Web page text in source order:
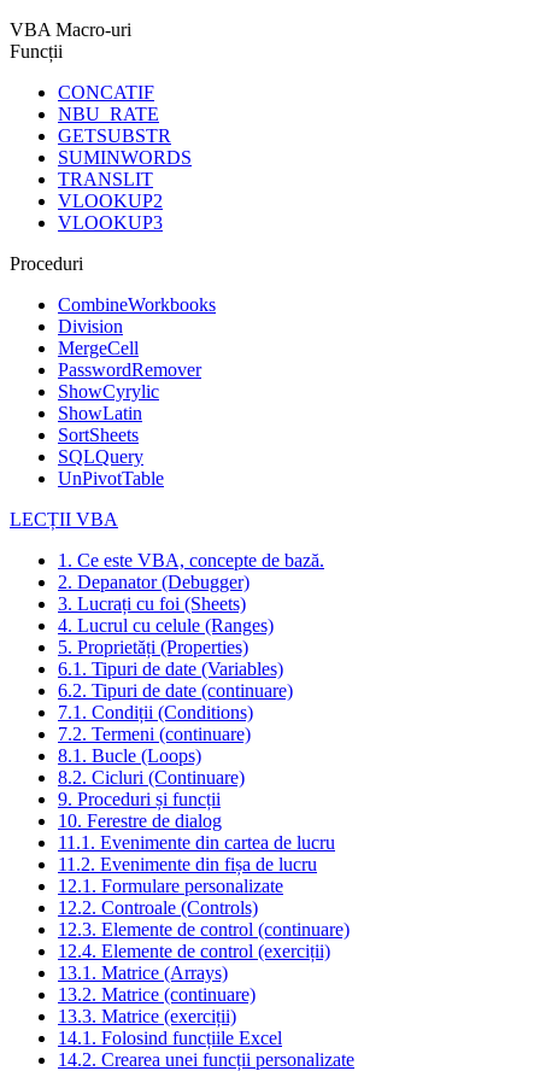
VBA Macro-uri
Funcții
CONCATIF
NBU_RATE
GETSUBSTR
SUMINWORDS
TRANSLIT
VLOOKUP2
VLOOKUP3
Proceduri
CombineWorkbooks
Division
MergeCell
PasswordRemover
ShowCyrylic
ShowLatin
SortSheets
SQLQuery
UnPivotTable
LECȚII VBA
1. Ce este VBA, concepte de bază.
2. Depanator (Debugger)
3. Lucrați cu foi (Sheets)
4. Lucrul cu celule (Ranges)
5. Proprietăți (Properties)
6.1. Tipuri de date (Variables)
6.2. Tipuri de date (continuare)
7.1. Condiții (Conditions)
7.2. Termeni (continuare)
8.1. Bucle (Loops)
8.2. Cicluri (Continuare)
9. Proceduri și funcții
10. Ferestre de dialog
11.1. Evenimente din cartea de lucru
11.2. Evenimente din fișa de lucru
12.1. Formulare personalizate
12.2. Controale (Controls)
12.3. Elemente de control (continuare)
12.4. Elemente de control (exerciții)
13.1. Matrice (Arrays)
13.2. Matrice (continuare)
13.3. Matrice (exerciții)
14.1. Folosind funcțiile Excel
14.2. Crearea unei funcții personalizate